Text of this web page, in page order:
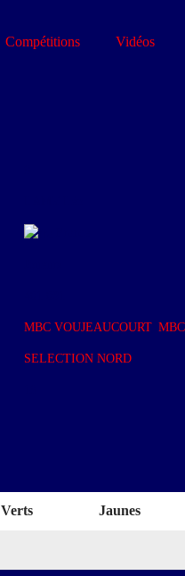
Compétitions Vidéos
MBC VOUJEAUCOURT,
SELECTION NORD
Verts Jaunes